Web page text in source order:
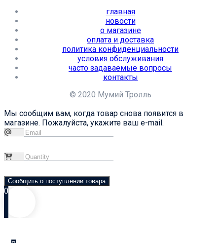
главная
новости
о магазине
оплата и доставка
политика конфиденциальности
условия обслуживания
часто задаваемые вопросы
контакты
© 2020 Мумий Тролль
Мы сообщим вам, когда товар снова появится в
магазине. Пожалуйста, укажите ваш e-mail.
Сообщить о поступлении товара
0